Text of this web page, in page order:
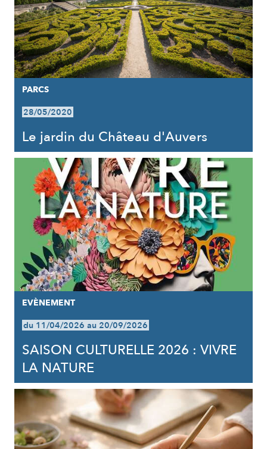
PARCS
28/05/2020
Le jardin du Château d'Auvers
EVÈNEMENT
du 11/04/2026 au 20/09/2026
SAISON CULTURELLE 2026 : VIVRE
LA NATURE